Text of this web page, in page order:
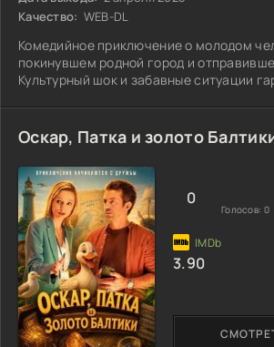
Качество: WEB-DL
Комедийное приключение о молодом
покинувшем родной город и
Культурный шок и забавные ситуации
Оскар, Патка и золото
0
Голосов: 0
3.90